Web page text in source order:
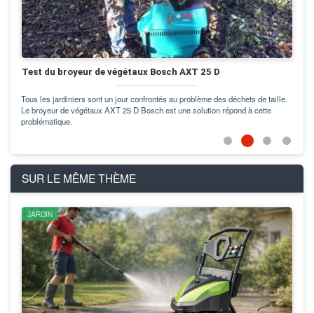
Test du broyeur de végétaux Bosch AXT 25 D
Tous les jardiniers sont un jour confrontés au problème des déchets de taille.
Le broyeur de végétaux AXT 25 D Bosch est une solution répond à cette
problématique.
SUR LE MÊME THÈME
JARDIN